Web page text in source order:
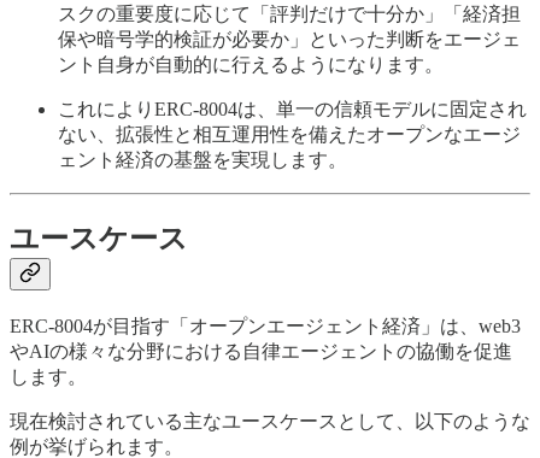
スクの重要度に応じて「評判だけで十分か」「経済担
保や暗号学的検証が必要か」といった判断をエージェ
ント自身が自動的に行えるようになります。
これによりERC-8004は、単一の信頼モデルに固定され
ない、拡張性と相互運用性を備えたオープンなエージ
ェント経済の基盤を実現します。
ユースケース
ERC-8004が目指す「オープンエージェント経済」は、web3
やAIの様々な分野における自律エージェントの協働を促進
します。
現在検討されている主なユースケースとして、以下のような
例が挙げられます。